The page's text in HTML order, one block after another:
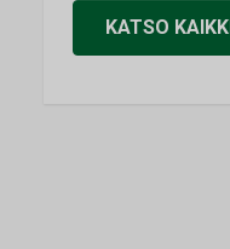
KATSO KAIKKI